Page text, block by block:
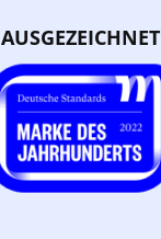
AUSGEZEICHNET